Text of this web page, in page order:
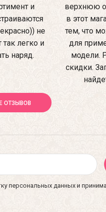
и
не
так легко и
наряд.
верхнюю
в этот
тем, что
для
модели.
скидки.
ОТЗЫВОВ
персональных данных и